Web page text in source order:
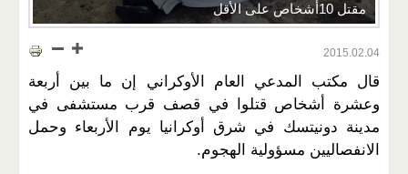
مقتل 10أشخاص على الأقل
2015.02.04
قال مكتب المدعي العام الأوكراني إن ما بين أربعة
وعشرة أشخاص قتلوا في قصف قرب مستشفى في
مدينة دونيتسك في شرق أوكرانيا يوم الأربعاء وحمل
الانفصاليين مسؤولية الهجوم.